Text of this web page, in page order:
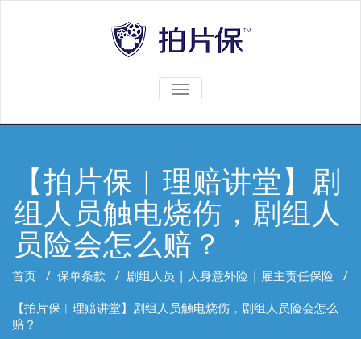
TOGGLE
【拍片保︱理赔讲堂】剧
组人员触电烧伤，剧组人
员险会怎么赔？
首页 / 保单条款 / 剧组人员 | 人身意外险 | 雇主责任保险 /
【拍片保︱理赔讲堂】剧组人员触电烧伤，剧组人员险会怎么
赔？